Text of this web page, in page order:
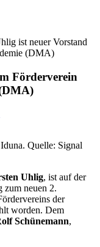
ist neuer Vorstand
(DMA)
Förderverein
Quelle: Signal
Uhlig, ist auf der
zum neuen 2.
der
worden. Dem
Schünemann,